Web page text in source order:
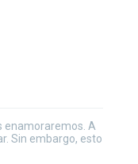
enamoraremos. A
Sin embargo, esto